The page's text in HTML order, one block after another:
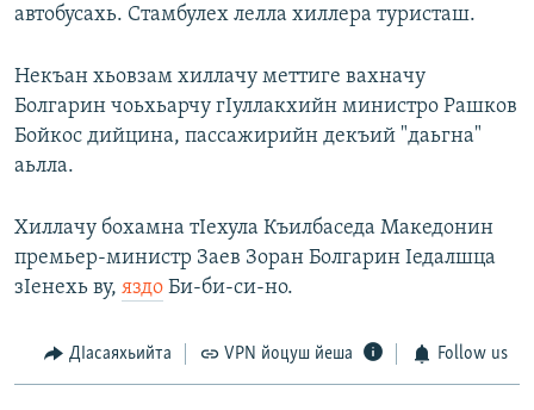
автобусахь. Стамбулех лелла хиллера туристаш.
Некъан хьовзам хиллачу меттиге вахначу
Болгарин чоьхьарчу гIуллакхийн министро Рашков
Бойкос дийцина, пассажирийн декъий "даьгна"
аьлла.
Хиллачу бохамна тIехула Къилбаседа Македонин
премьер-министр Заев Зоран Болгарин Iедалшца
зIенехь ву, яздо Би-би-си-но.
ДIасаяхьийта VPN йоцуш йеша Follow us